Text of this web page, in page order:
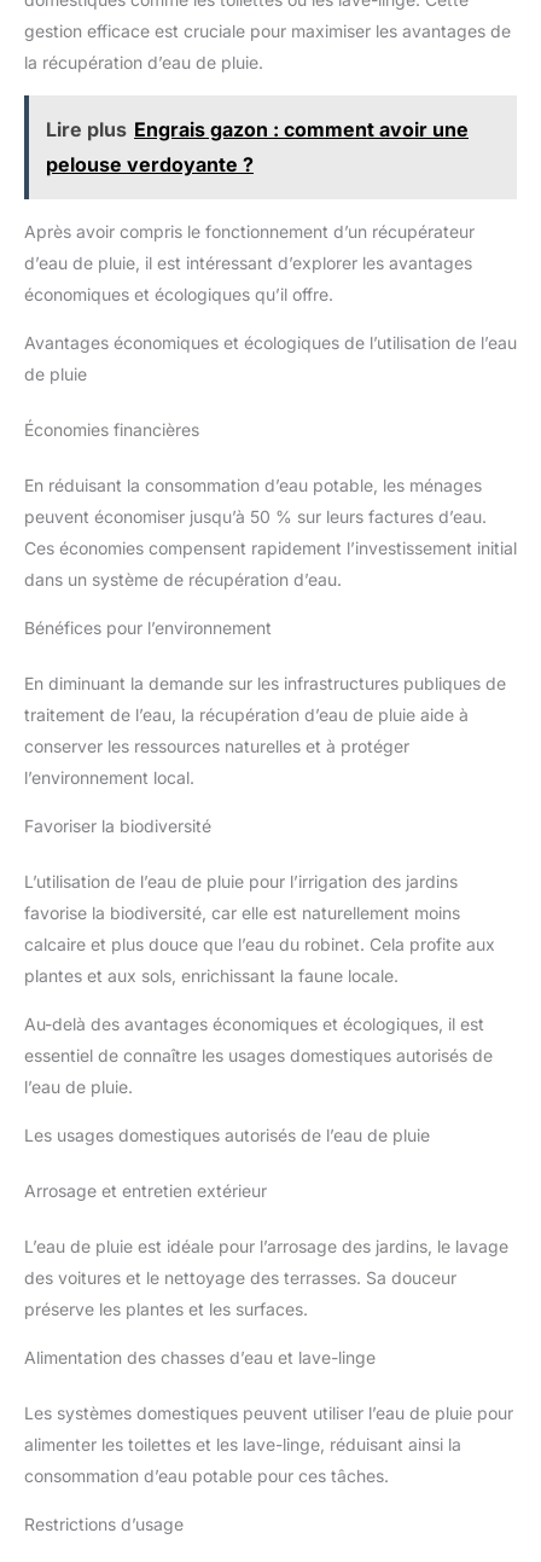
gestion efficace est cruciale pour maximiser les avantages de
la récupération d’eau de pluie.
Lire plus Engrais gazon : comment avoir une
pelouse verdoyante ?
Après avoir compris le fonctionnement d’un récupérateur
d’eau de pluie, il est intéressant d’explorer les avantages
économiques et écologiques qu’il offre.
Avantages économiques et écologiques de l’utilisation de l’eau
de pluie
Économies financières
En réduisant la consommation d’eau potable, les ménages
peuvent économiser jusqu’à 50 % sur leurs factures d’eau.
Ces économies compensent rapidement l’investissement initial
dans un système de récupération d’eau.
Bénéfices pour l’environnement
En diminuant la demande sur les infrastructures publiques de
traitement de l’eau, la récupération d’eau de pluie aide à
conserver les ressources naturelles et à protéger
l’environnement local.
Favoriser la biodiversité
L’utilisation de l’eau de pluie pour l’irrigation des jardins
favorise la biodiversité, car elle est naturellement moins
calcaire et plus douce que l’eau du robinet. Cela profite aux
plantes et aux sols, enrichissant la faune locale.
Au-delà des avantages économiques et écologiques, il est
essentiel de connaître les usages domestiques autorisés de
l’eau de pluie.
Les usages domestiques autorisés de l’eau de pluie
Arrosage et entretien extérieur
L’eau de pluie est idéale pour l’arrosage des jardins, le lavage
des voitures et le nettoyage des terrasses. Sa douceur
préserve les plantes et les surfaces.
Alimentation des chasses d’eau et lave-linge
Les systèmes domestiques peuvent utiliser l’eau de pluie pour
alimenter les toilettes et les lave-linge, réduisant ainsi la
consommation d’eau potable pour ces tâches.
Restrictions d’usage